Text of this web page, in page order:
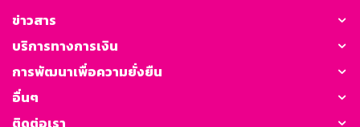
ข่าวสาร
บริการทางการเงิน
การพัฒนาเพื่อความยั่งยืน
อื่นๆ